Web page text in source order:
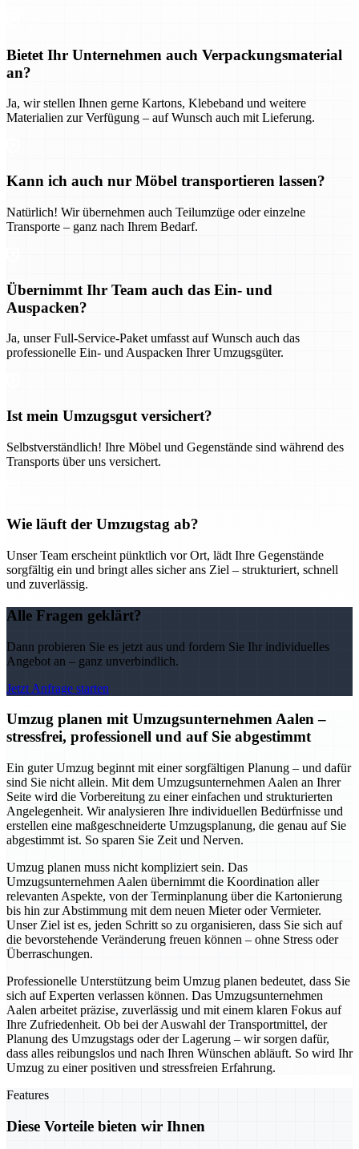
Bietet Ihr Unternehmen auch Verpackungsmaterial
an?
Ja, wir stellen Ihnen gerne Kartons, Klebeband und weitere
Materialien zur Verfügung – auf Wunsch auch mit Lieferung.
Kann ich auch nur Möbel transportieren lassen?
Natürlich! Wir übernehmen auch Teilumzüge oder einzelne
Transporte – ganz nach Ihrem Bedarf.
Übernimmt Ihr Team auch das Ein- und
Auspacken?
Ja, unser Full-Service-Paket umfasst auf Wunsch auch das
professionelle Ein- und Auspacken Ihrer Umzugsgüter.
Ist mein Umzugsgut versichert?
Selbstverständlich! Ihre Möbel und Gegenstände sind während des
Transports über uns versichert.
Wie läuft der Umzugstag ab?
Unser Team erscheint pünktlich vor Ort, lädt Ihre Gegenstände
sorgfältig ein und bringt alles sicher ans Ziel – strukturiert, schnell
und zuverlässig.
Alle Fragen geklärt?
Dann probieren Sie es jetzt aus und fordern Sie Ihr individuelles
Angebot an – ganz unverbindlich.
Jetzt Anfrage starten
Umzug planen mit Umzugsunternehmen Aalen –
stressfrei, professionell und auf Sie abgestimmt
Ein guter Umzug beginnt mit einer sorgfältigen Planung – und dafür
sind Sie nicht allein. Mit dem Umzugsunternehmen Aalen an Ihrer
Seite wird die Vorbereitung zu einer einfachen und strukturierten
Angelegenheit. Wir analysieren Ihre individuellen Bedürfnisse und
erstellen eine maßgeschneiderte Umzugsplanung, die genau auf Sie
abgestimmt ist. So sparen Sie Zeit und Nerven.
Umzug planen muss nicht kompliziert sein. Das
Umzugsunternehmen Aalen übernimmt die Koordination aller
relevanten Aspekte, von der Terminplanung über die Kartonierung
bis hin zur Abstimmung mit dem neuen Mieter oder Vermieter.
Unser Ziel ist es, jeden Schritt so zu organisieren, dass Sie sich auf
die bevorstehende Veränderung freuen können – ohne Stress oder
Überraschungen.
Professionelle Unterstützung beim Umzug planen bedeutet, dass Sie
sich auf Experten verlassen können. Das Umzugsunternehmen
Aalen arbeitet präzise, zuverlässig und mit einem klaren Fokus auf
Ihre Zufriedenheit. Ob bei der Auswahl der Transportmittel, der
Planung des Umzugstags oder der Lagerung – wir sorgen dafür,
dass alles reibungslos und nach Ihren Wünschen abläuft. So wird Ihr
Umzug zu einer positiven und stressfreien Erfahrung.
Features
Diese Vorteile bieten wir Ihnen